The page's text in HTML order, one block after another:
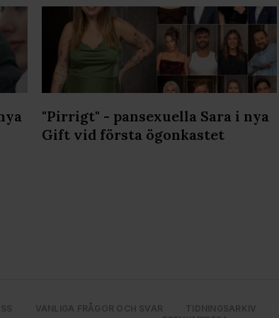
"Pirrigt" - pansexuella Sara i nya
Gift vid första ögonkastet
VANLIGA FRÅGOR OCH SVAR TIDNINGSARKIV